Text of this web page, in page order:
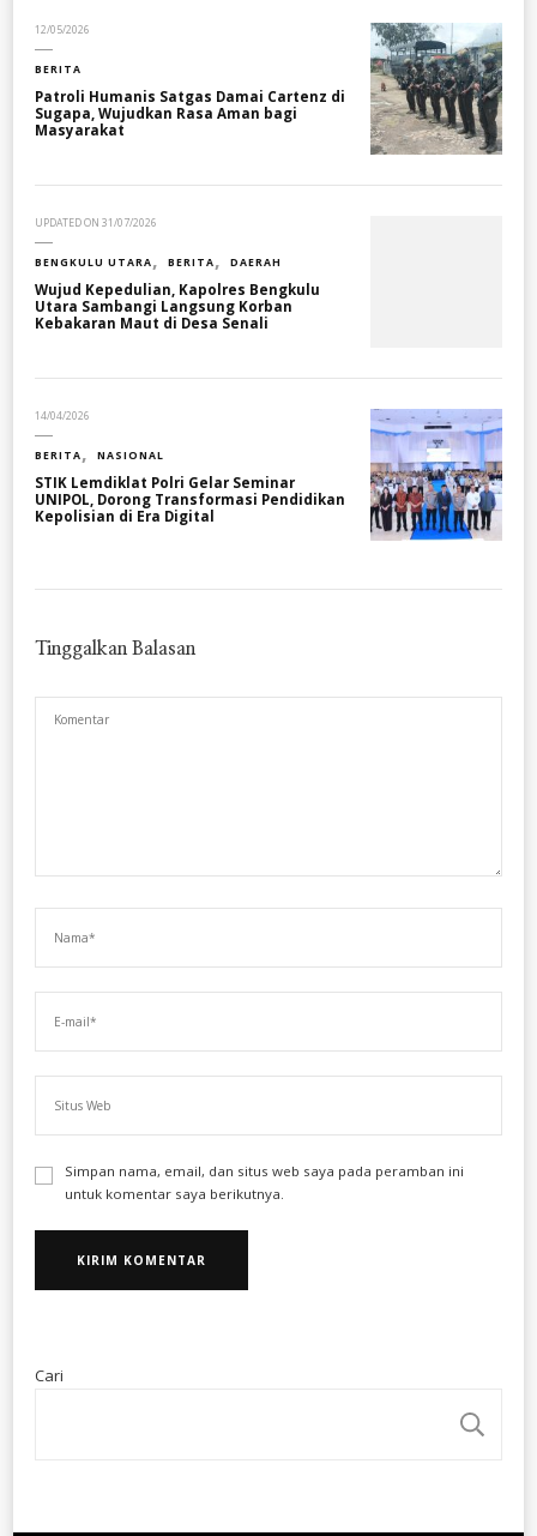
12/05/2026
BERITA
Patroli Humanis Satgas Damai Cartenz di
Sugapa, Wujudkan Rasa Aman bagi
Masyarakat
UPDATED ON 31/07/2026
BENGKULU UTARA BERITA DAERAH
Wujud Kepedulian, Kapolres Bengkulu
Utara Sambangi Langsung Korban
Kebakaran Maut di Desa Senali
14/04/2026
BERITA NASIONAL
STIK Lemdiklat Polri Gelar Seminar
UNIPOL, Dorong Transformasi Pendidikan
Kepolisian di Era Digital
Tinggalkan Balasan
Simpan nama, email, dan situs web saya pada peramban ini
untuk komentar saya berikutnya.
Cari